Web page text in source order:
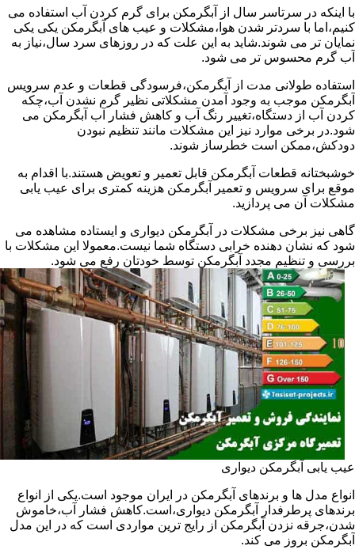
با اینکه در سرتاسر سال از آبگرمکن برای گرم کردن آب استفاده می
کنیم،اما با سردتر شدن هوا،مشکلات و عیب های آبگرمکن یکی یکی
نمایان تر می شوند.شاید به این علت که در روزهای سرد سال،نیاز به
آب گرم محسوس تر می شود.
استفاده طولانی مدت از آبگرمکن،فرسودگی قطعات و عدم سرویس
آبگرمکن موجب به وجود آمدن مشکلاتی نظیر گرم نشدن آب،چکه
کردن آب از دستگاه،تغییر رنگ آب و کاهش فشار آب آبگرمکن می
شود.در برخی موارد نیز این مشکلات مانند تنظیم نبودن
دودکش،ممکن است خطرساز شوند.
خوشبختانه قطعات آبگرمکن قابل تعمیر و تعویض هستند.با اقدام به
موقع برای سرویس و تعمیر آبگرمکن هزینه کمتری برای عیب یابی
مشکلات آن می پردازید.
گاهی نیز برخی مشکلات در آبگرمکن دیواری و ایستاده مشاهده می
شود که نشان دهنده خرابی دستگاه شما نیست.معمولا این مشکلات با
بررسی و تنظیم مجدد آبگرمکن توسط خودتان رفع می شود.
عیب یابی آبگرمکن دیواری
انواع مدل ها و برندهای آبگرمکن در ایران موجود است.یکی از انواع
برندهای پرطرفدار آبگرمکن دیواری،است.کاهش فشار آب،خاموش
شدن،جرقه نزدن آبگرمکن از رایج ترین مواردی است که در این مدل
آبگرمکن بروز می کند.